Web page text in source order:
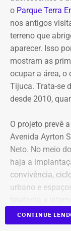
Já em 2020,
de Meriti e foi
mil, formado por
uma
mil.
o Parque Terra
nos antigos
terreno que
aparecer. Isso
mostram as
ocupar a área, o
Tijuca. Trata-se
desde 2010,
O projeto prevê
Avenida Ayrton
Neto. No meio
haja a
convivência,
urbano e
condomínio
bicicletários,
CONTINUE